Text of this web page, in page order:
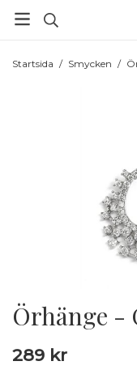
Startsida / Smycken /
Örhänge -
289 kr